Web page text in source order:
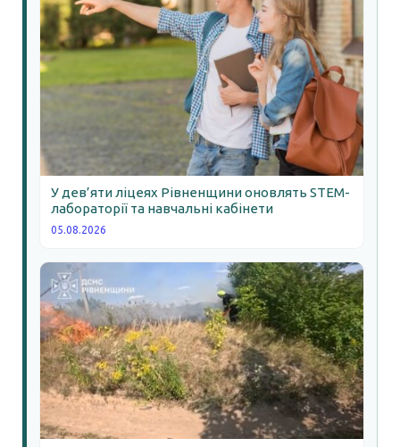
У дев’яти ліцеях Рівненщини оновлять STEM-
лабораторії та навчальні кабінети
05.08.2026